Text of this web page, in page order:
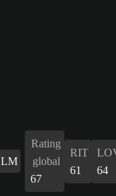
LM
Rating
global
67
RIT
61
64